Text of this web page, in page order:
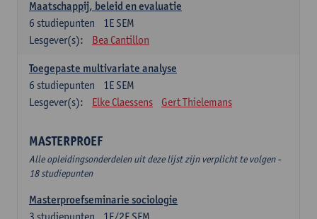
Maatschappij, beleid en evaluatie
1E SEM
6 studiepunten
Lesgever(s):
Bea Cantillon
Toegepaste multivariate analyse
1E SEM
6 studiepunten
Lesgever(s):
Elke Claessens Gert Thielemans
MASTERPROEF
Alle opleidingsonderdelen uit deze lijst zijn verplicht te volgen -
18 studiepunten
Masterproefseminarie sociologie